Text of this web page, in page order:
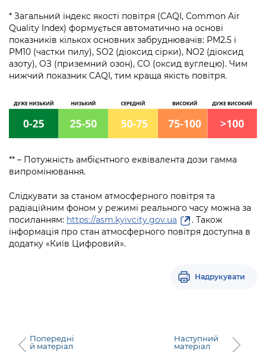
* Загальний індекс якості повітря (CAQI, Common Air
Quality Index) формується автоматично на основі
показників кількох основних забруднювачів: PM2.5 і
PM10 (частки пилу), SO2 (діоксид сірки), NO2 (діоксид
азоту), ОЗ (приземний озон), CO (оксид вуглецю). Чим
нижчий показник CAQI, тим краща якість повітря.
** – Потужність амбієнтного еквівалента дози гамма
випромінювання.
Слідкувати за станом атмосферного повітря та
радіаційним фоном у режимі реального часу можна за
посиланням: https://asm.kyivcity.gov.ua
. Також
інформація про стан атмосферного повітря доступна в
додатку «Київ Цифровий».
Надрукувати
Попередні
й матеріал
Наступний
матеріал